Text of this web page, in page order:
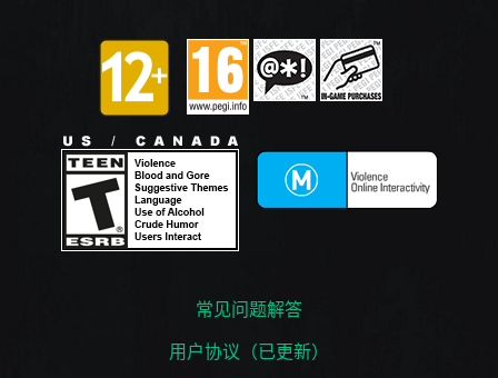
常见问题解答
用户协议（已更新）